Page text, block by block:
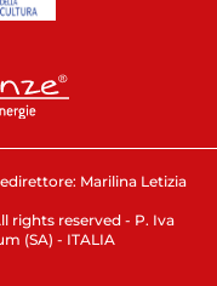
Marilina Letizia
rights reserved - P. Iva
(SA) - ITALIA